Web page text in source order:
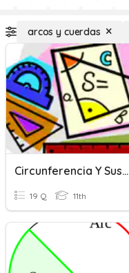
arcos y cuerdas
Circunferencia Y Sus Ángulos
19 Q 11th